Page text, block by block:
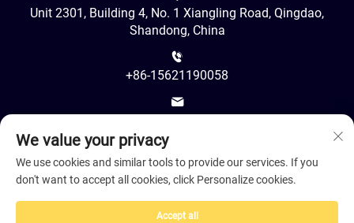
Unit 2301, Building 4, No. 1 Xiangling Road, Qingdao,
Shandong, China
+86-15621190058
We value your privacy
We use cookies and similar tools to provide our services. If you
don't want to accept all cookies, click Personalize cookies.
Accept all